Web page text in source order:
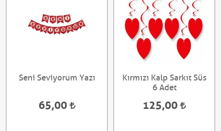
Seni Seviyorum Yazı
65,00
Kırmızı Kalp Sarkıt Süs
6 Adet
125,00